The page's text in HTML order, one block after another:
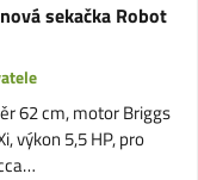
sekačka Robot
62 cm, motor Briggs
výkon 5,5 HP, pro